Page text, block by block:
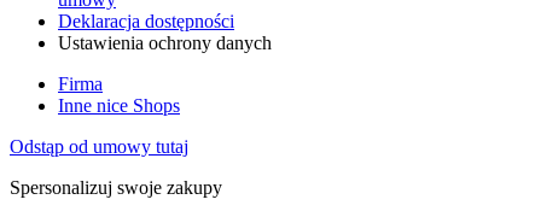
Deklaracja dostępności
Ustawienia ochrony danych
Firma
Inne nice Shops
Odstąp od umowy tutaj
Spersonalizuj swoje zakupy